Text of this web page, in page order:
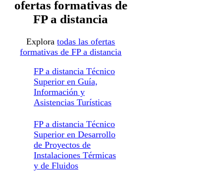
ofertas formativas de
FP a distancia
Exploratodas las ofertas
formativas de FP a distancia
FP a distancia Técnico
Superior en Guía,
Información y
Asistencias Turísticas
FP a distancia Técnico
Superior en Desarrollo
de Proyectos de
Instalaciones Térmicas
y de Fluidos